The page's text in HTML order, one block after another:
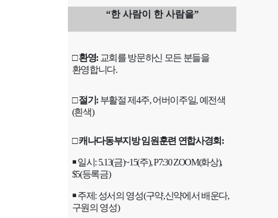
“한 사람이 한 사람을”
□환영: 교회를 방문하신 모든 분들을
환영합니다.
□절기 : 부활절 제4주,어버이주일, 예전색
(흰색)
□캐나다동부지방 임원훈련 연합사경회 :
￭일시 : 5.13(금)~15(주), P7:30 ZOOM(화상),
$5(등록금)
￭주제 : 성서의 영성(구약,신약에서 배운다,
구원의 영성)